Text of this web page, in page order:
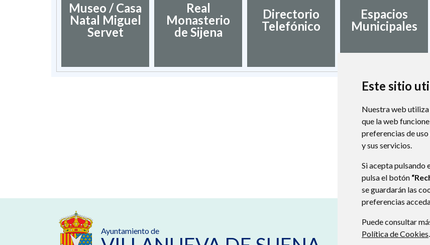
Este sitio
Nuestra web
que la web
preferencias de
y sus servicios.
Si acepta pulsando
pulsa el botón
se guardarán las
preferencias
Puede consultar
Política de Cookies.
Museo / Casa
Natal Miguel
Servet
Real
Monasterio
de Sijena
Directorio
Telefónico
Espacios
Municipales
Ayuntamiento de
974578137